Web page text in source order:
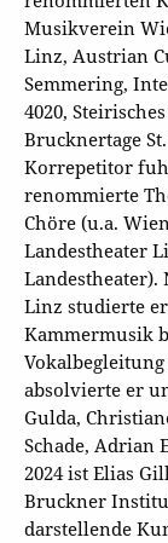
Musikverein
Linz, Austrian
Semmering,
4020,
Brucknertage
Korrepetitor
renommierte
Chöre (u.a.
Landestheater
Linz studierte
Kammermusik
absolvierte er
Gulda,
Schade, Adrian
2024 ist Elias
Bruckner
darstellende